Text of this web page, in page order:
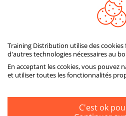
Training Distribution utilise des
d'autres technologies nécessaires au
En acceptant les ccokies, vous pouvez
et utiliser toutes les fonctionnalités
C'est ok